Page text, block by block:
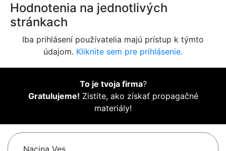
Hodnotenia na jednotlivých
stránkach
Iba prihlásení používatelia majú prístup k týmto
údajom. Kliknite sem pre prihlásenie.
To je tvoja firma?
Gratulujeme! Zistite, ako získať propagačné
materiály!